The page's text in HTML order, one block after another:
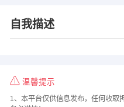
自我描述
温馨提示
1、本平台仅供信息发布，任何收取